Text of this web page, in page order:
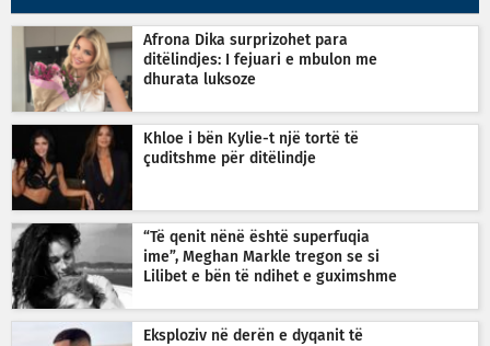
Afrona Dika surprizohet para
ditëlindjes: I fejuari e mbulon me
dhurata luksoze
Khloe i bën Kylie-t një tortë të
çuditshme për ditëlindje
“Të qenit nënë është superfuqia
ime”, Meghan Markle tregon se si
Lilibet e bën të ndihet e guximshme
Eksploziv në derën e dyqanit të